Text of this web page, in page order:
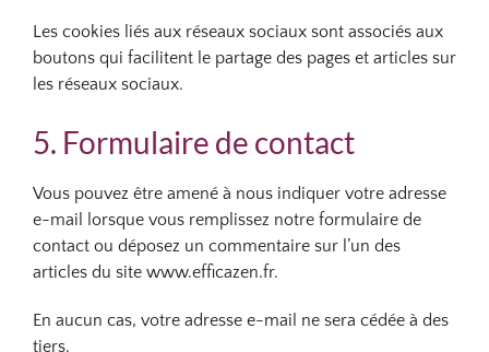
Les cookies liés aux réseaux sociaux sont associés aux
boutons qui facilitent le partage des pages et articles sur
les réseaux sociaux.
5. Formulaire de contact
Vous pouvez être amené à nous indiquer votre adresse
e-mail lorsque vous remplissez notre formulaire de
contact ou déposez un commentaire sur l’un des
articles du site www.efficazen.fr.
En aucun cas, votre adresse e-mail ne sera cédée à des
tiers.